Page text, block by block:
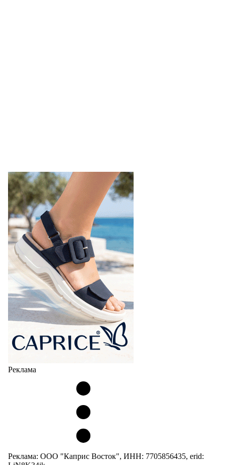
Реклама
Реклама: ООО "Каприс Восток", ИНН: 7705856435, erid: